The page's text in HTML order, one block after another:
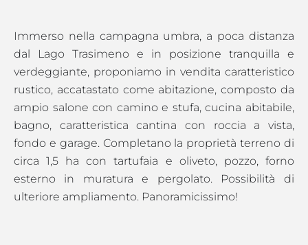
Immerso nella campagna umbra, a poca distanza
dal Lago Trasimeno e in posizione tranquilla e
verdeggiante, proponiamo in vendita caratteristico
rustico, accatastato come abitazione, composto da
ampio salone con camino e stufa, cucina abitabile,
bagno, caratteristica cantina con roccia a vista,
fondo e garage. Completano la proprietà terreno di
circa 1,5 ha con tartufaia e oliveto, pozzo, forno
esterno in muratura e pergolato. Possibilità di
ulteriore ampliamento. Panoramicissimo!